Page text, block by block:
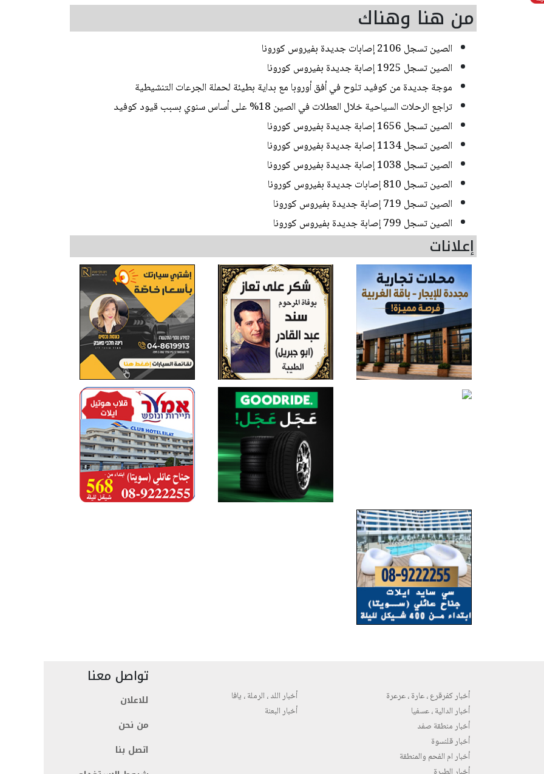
من هنا وهناك
الصين تسجل 2106 إصابات جديدة بفيروس كورونا
الصين تسجل 1925 إصابة جديدة بفيروس كورونا
موجة جديدة من كوفيد تلوح في أفق أوروبا مع بداية بطيئة لحملة الجرعات التنشيطية
تراجع الرحلات السياحية خلال العطلات في الصين 18% على أساس سنوي بسبب قيود كوفيد
الصين تسجل 1656 إصابة جديدة بفيروس كورونا
الصين تسجل 1134 إصابة جديدة بفيروس كورونا
الصين تسجل 1038 إصابة جديدة بفيروس كورونا
الصين تسجل 810 إصابات جديدة بفيروس كورونا
الصين تسجل 719 إصابة جديدة بفيروس كورونا
الصين تسجل 799 إصابة جديدة بفيروس كورونا
إعلانات
أخبار كفرقرع ، عارة ، عرعرة
أخبار الدالية ، عسفيا
أخبار منطقة صفد
أخبار قلنسوة
أخبار ام الفحم والمنطقة
أخبار اللد ، الرملة ، يافا
أخبار البعنة
تواصل معنا
للاعلان
من نحن
اتصل بنا